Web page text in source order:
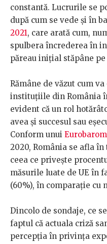
constantă. Lucrurile se
după cum se vede și în
2021, care arată cum,
spulbera încrederea în
păreau inițial stăpâne
Rămâne de văzut cum
instituțiile din România
evident că un rol
avea și succesul sau
Conform unui
2020, România se afla
ceea ce privește
măsurile luate de UE în
(60%), în comparație cu
Dincolo de sondaje, ce
faptul că actuala criză
percepția în privința